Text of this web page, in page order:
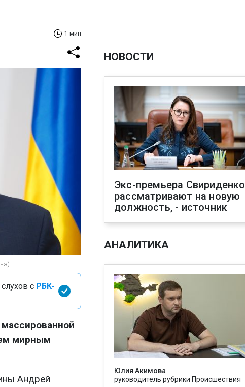
1 мин
с РБК-
мирным
Андрей
НОВОСТИ
Экс-премьера Свириденко
рассматривают на новую
должность, - источник
АНАЛИТИКА
Юлия Акимова
руководитель рубрики Происшествия